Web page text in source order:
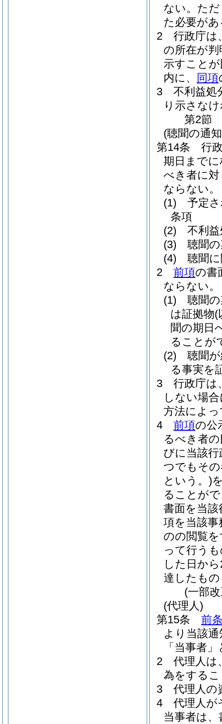
ない。 た
た必要が
2
行政庁は
の所在が
示すこと
内に、
同項
3
不利益処
り示さな
第2節
(聴聞の通
第14条
行
期日まで
べき者に
ならない。
(1)
予定
条項
(2)
不利
(3)
聴聞
(4)
聴聞
2
前項の書
ならない。
(1)
聴聞
は証拠物(
聞の期日
ることが
(2)
聴聞
る事実を
3
行政庁は
しない場
方法によ
4
前項の公
るべき者
びに当該行
つでもそ
という。)
ることが
書面を当
項を当該
のの閲覧
って行う
した日か
達したも
(一部
(代理人)
第15条
前
より当該
「当事者
2
代理人は
為をする
3
代理人の
4
代理人が
当事者は